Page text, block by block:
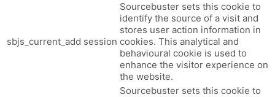
sbjs_current_add session
Sourcebuster sets this cookie to
identify the source of a visit and
stores user action information in
cookies. This analytical and
behavioural cookie is used to
enhance the visitor experience on
the website.
Sourcebuster sets this cookie to